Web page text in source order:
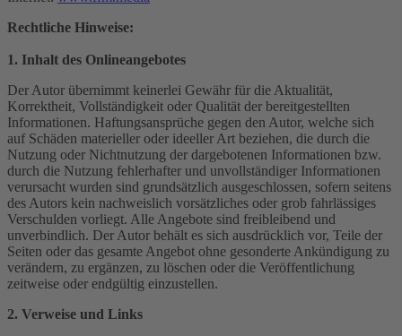
Rechtliche Hinweise:
1. Inhalt des Onlineangebotes
Der Autor übernimmt keinerlei Gewähr für die Aktualität,
Korrektheit, Vollständigkeit oder Qualität der bereitgestellten
Informationen. Haftungsansprüche gegen den Autor, welche sich
auf Schäden materieller oder ideeller Art beziehen, die durch die
Nutzung oder Nichtnutzung der dargebotenen Informationen bzw.
durch die Nutzung fehlerhafter und unvollständiger Informationen
verursacht wurden sind grundsätzlich ausgeschlossen, sofern seitens
des Autors kein nachweislich vorsätzliches oder grob fahrlässiges
Verschulden vorliegt. Alle Angebote sind freibleibend und
unverbindlich. Der Autor behält es sich ausdrücklich vor, Teile der
Seiten oder das gesamte Angebot ohne gesonderte Ankündigung zu
verändern, zu ergänzen, zu löschen oder die Veröffentlichung
zeitweise oder endgültig einzustellen.
2. Verweise und Links